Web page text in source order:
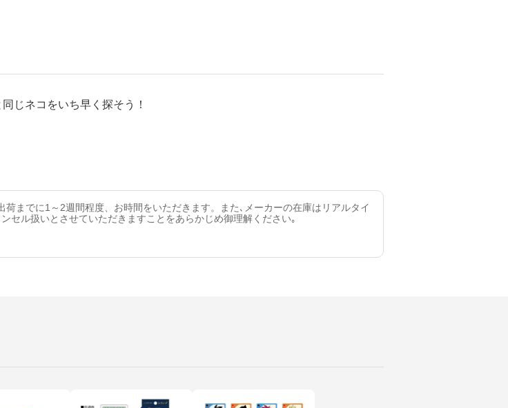
じネコをいち早く探そう！
までに1～2週間程度、お時間をいただきます。また､メーカーの在庫はリアルタイ
セル扱いとさせていただきますことをあらかじめ御理解ください｡